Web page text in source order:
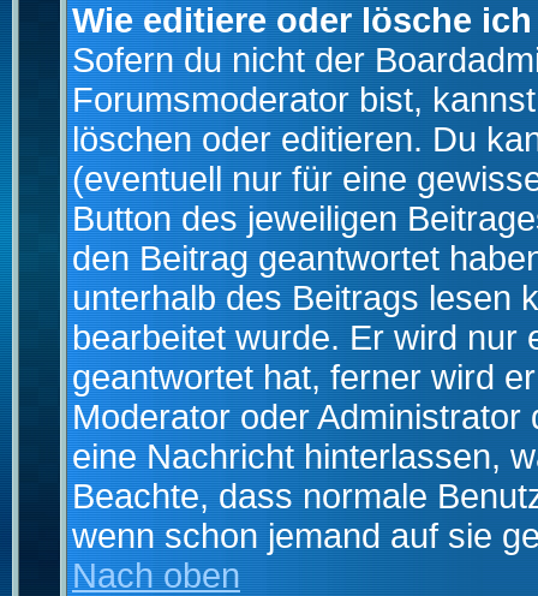
Wie editiere oder lösche
Sofern du nicht der
Forumsmoderator bist,
löschen oder editieren. Du
(eventuell nur für eine
Button des jeweiligen
den Beitrag geantwortet
unterhalb des Beitrags lesen
bearbeitet wurde. Er wird nur
geantwortet hat, ferner wird
Moderator oder
eine Nachricht hinterlassen,
Beachte, dass normale
wenn schon jemand auf sie
Nach oben